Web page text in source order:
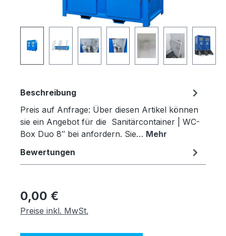
Beschreibung
Preis auf Anfrage: Über diesen Artikel können
sie ein Angebot für die Sanitärcontainer | WC-
Box Duo 8″ bei anfordern. Sie… Mehr
Bewertungen
Regulärer Preis:
0,00 €
Preise inkl. MwSt.